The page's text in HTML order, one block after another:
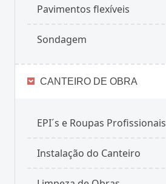
Pavimentos flexíveis
Sondagem
CANTEIRO DE OBRA
EPI´s e Roupas Profissionais
Instalação do Canteiro